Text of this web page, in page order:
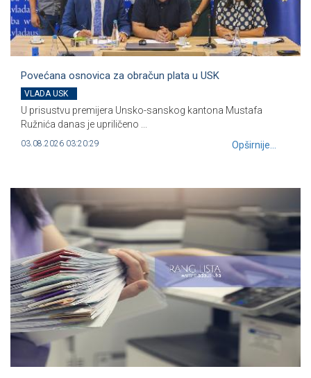
Povećana osnovica za obračun plata u USK
VLADA USK
U prisustvu premijera Unsko-sanskog kantona Mustafa
Ružnića danas je upriličeno ...
03.08.2026 03:20:29 Opširnije...